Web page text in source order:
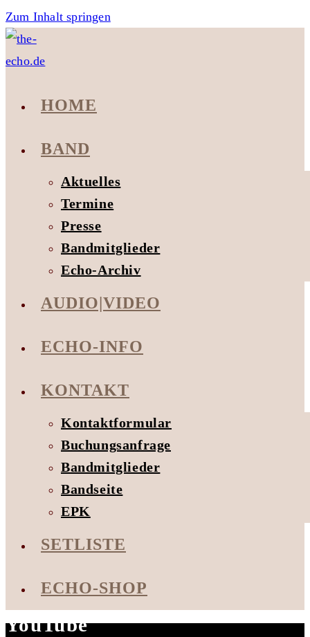
Zum Inhalt springen
HOME
BAND
Aktuelles
Termine
Presse
Bandmitglieder
Echo-Archiv
AUDIO|VIDEO
ECHO-INFO
KONTAKT
Kontaktformular
Buchungsanfrage
Bandmitglieder
Bandseite
EPK
SETLISTE
ECHO-SHOP
YouTube